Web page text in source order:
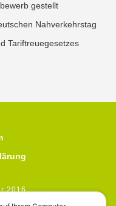
gestellt
Nahverkehrstag
Tariftreuegesetzes
2016